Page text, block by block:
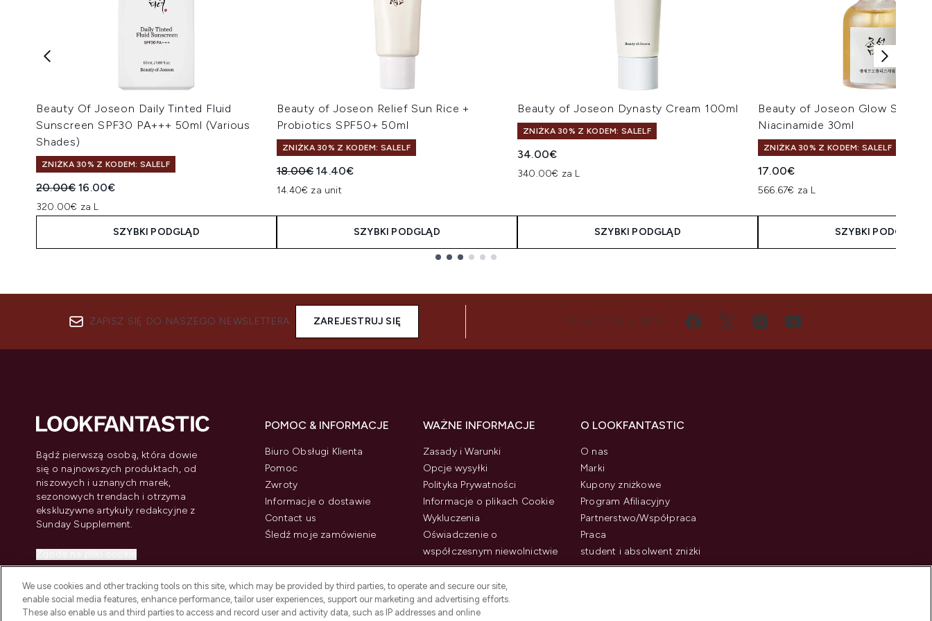
Beauty Of Joseon Daily Tinted Fluid
Sunscreen SPF30 PA+++ 50ml (Various
Shades)
ZNIŻKA 30% Z KODEM: SALELF
Sugerowana cena detaliczna:
20.00€Aktualna cena:
16.00€
320.00€ za L
SZYBKI PODGLĄD
Beauty of Joseon Relief Sun Rice +
Probiotics SPF50+ 50ml
ZNIŻKA 30% Z KODEM: SALELF
Sugerowana cena detaliczna:
18.00€Aktualna cena:
14.40€
14.40€ za unit
SZYBKI PODGLĄD
Beauty of Joseon Dynasty Cream 100ml
ZNIŻKA 30% Z KODEM: SALELF
34.00€
340.00€ za L
SZYBKI PODGLĄD
Beauty of Joseon Glow Serum
Niacinamide 30ml
ZNIŻKA 30% Z KODEM: SALELF
17.00€
566.67€ za L
SZYBKI PODGLĄD
ZAPISZ SIĘ DO NASZEGO NEWSLETTERA ZAREJESTRUJ SIĘ POŁĄCZ SIĘ Z NAMI
Bądź pierwszą osobą, która dowie
się o najnowszych produktach, od
niszowych i uznanych marek,
sezonowych trendach i otrzyma
ekskluzywne artykuły redakcyjne z
Sunday Supplement.
Information
POMOC & INFORMACJE
Biuro Obsługi Klienta
Pomoc
Zwroty
Informacje o dostawie
Contact us
Śledź moje zamówienie
WAŻNE INFORMACJE
Zasady i Warunki
Opcje wysyłki
Polityka Prywatności
Informacje o plikach Cookie
Wykluczenia
Oświadczenie o
współczesnym niewolnictwie
O LOOKFANTASTIC
O nas
Marki
Kupony zniżkowe
Program Afiliacyjny
Partnerstwo/Współpraca
Praca
student i absolwent zniżki
We use cookies and other tracking tools on this site, which may be provided by third parties, to operate and secure our site,
enable social media features, enhance performance, tailor user experiences, support our marketing and advertising efforts.
These also enable us and third parties to access and record user and activity data, such as IP addresses and online